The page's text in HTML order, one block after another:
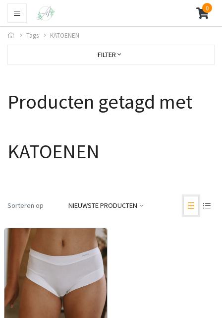
0
Tags KATOENEN
FILTER
Producten getagd met
KATOENEN
Sorteren op NIEUWSTE PRODUCTEN